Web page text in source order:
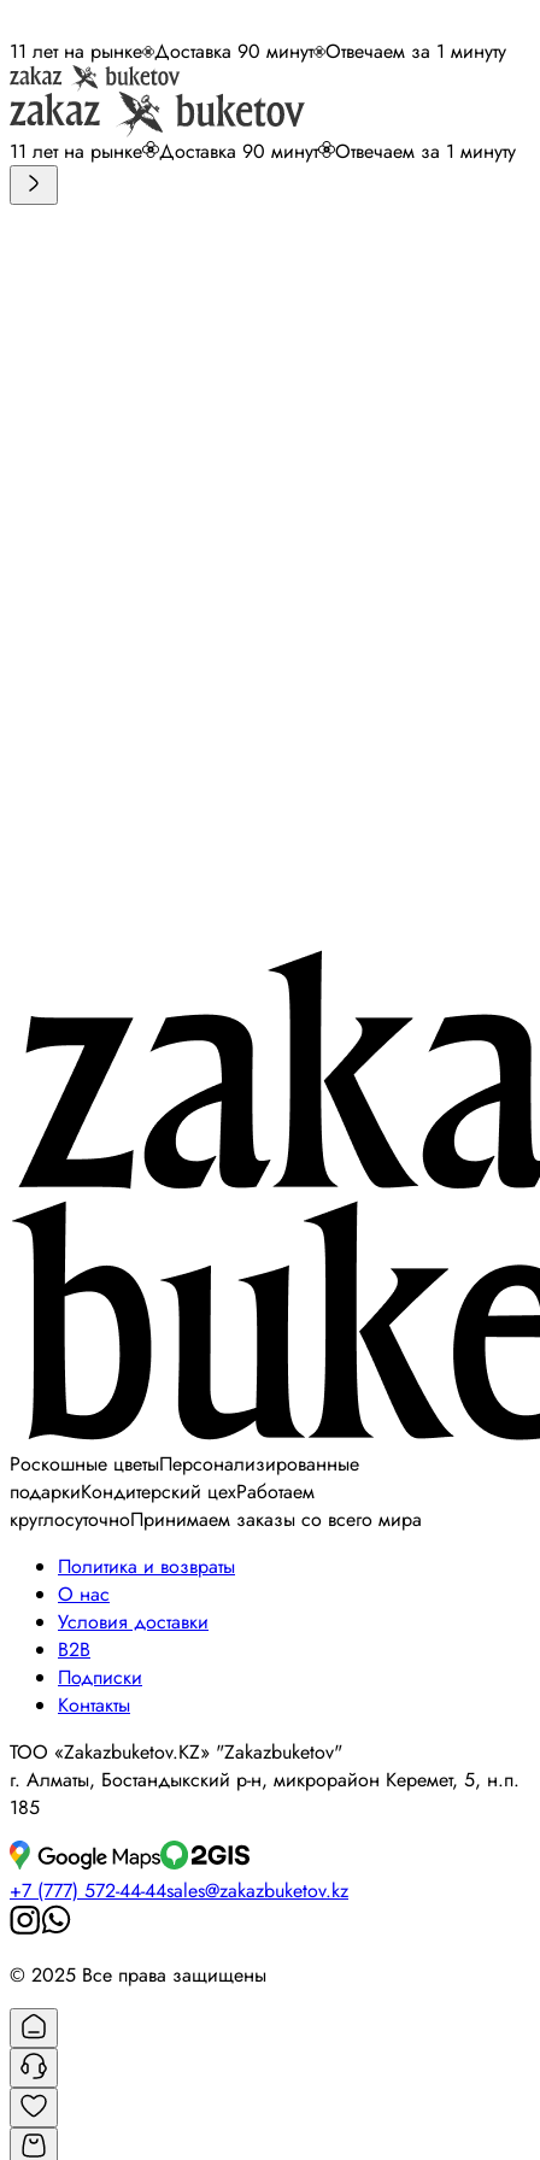
11 лет на рынке Доставка 90 минут Отвечаем за 1 минуту
11 лет на рынке Доставка 90 минут Отвечаем за 1 минуту
Роскошные цветыПерсонализированные
подаркиКондитерский цехРаботаем
круглосуточноПринимаем заказы со всего мира
Политика и возвраты
О нас
Условия доставки
B2B
Подписки
Контакты
ТОО «Zakazbuketov.KZ» "Zakazbuketov"
г. Алматы, Бостандыкский р-н, микрорайон Керемет, 5, н.п.
185
+7 (777) 572-44-44sales@zakazbuketov.kz
© 2025 Все права защищены